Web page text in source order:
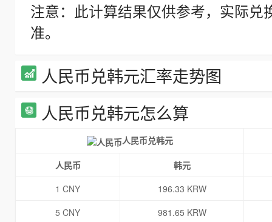
注意：此计算结果仅供参考，实际
准。
人民币兑韩元汇率走势图
人民币兑韩元怎么算
人民币兑韩元
人民币
韩元
1 CNY
196.33 KRW
5 CNY
981.65 KRW